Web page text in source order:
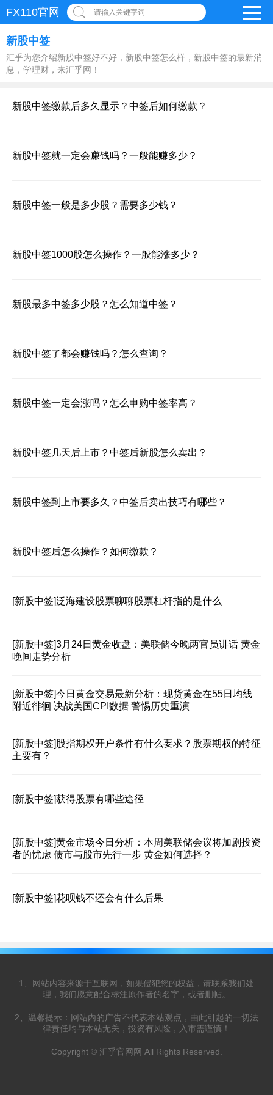
FX110官网 请输入关键字词
新股中签
汇乎为您介绍新股中签好不好，新股中签怎么样，新股中签的最新消
息，学理财，来汇乎网！
新股中签缴款后多久显示？中签后如何缴款？
新股中签就一定会赚钱吗？一般能赚多少？
新股中签一般是多少股？需要多少钱？
新股中签1000股怎么操作？一般能涨多少？
新股最多中签多少股？怎么知道中签？
新股中签了都会赚钱吗？怎么查询？
新股中签一定会涨吗？怎么申购中签率高？
新股中签几天后上市？中签后新股怎么卖出？
新股中签到上市要多久？中签后卖出技巧有哪些？
新股中签后怎么操作？如何缴款？
[新股中签]泛海建设股票聊聊股票杠杆指的是什么
[新股中签]3月24日黄金收盘：美联储今晚两官员讲话 黄金
晚间走势分析
[新股中签]今日黄金交易最新分析：现货黄金在55日均线
附近徘徊 决战美国CPI数据 警惕历史重演
[新股中签] 股指期权开户条件有什么要求？股票期权的特征
主要有？
[新股中签]获得股票有哪些途径
[新股中签]黄金市场今日分析：本周美联储会议将加剧投资
者的忧虑 债市与股市先行一步 黄金如何选择？
[新股中签]花呗钱不还会有什么后果
1、网站内容来源于互联网，如果侵犯您的权益，请联系我们处
理，我们愿意配合标注原作者的名字，或者删帖。
2、温馨提示：网站内的广告不代表本站观点，由此引起的一切法
律责任均与本站无关，投资有风险，入市需谨慎！
Copyright © 汇乎官网网 All Rights Reserved.